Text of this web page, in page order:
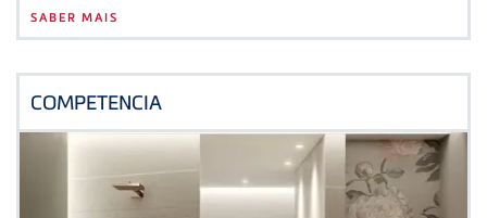
SABER MAIS
COMPETENCIA